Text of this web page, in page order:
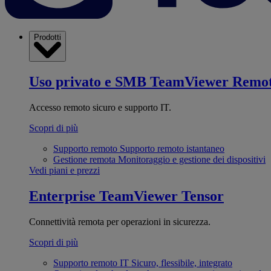
Prodotti
Uso privato e SMB TeamViewer
Accesso remoto sicuro e supporto IT.
Scopri di più
Supporto remoto Supporto remoto istantaneo
Gestione remota Monitoraggio e gestione dei dispositivi
Vedi piani e prezzi
Enterprise TeamViewer Tensor
Connettività remota per operazioni in sicurezza.
Scopri di più
Supporto remoto IT Sicuro, flessibile, integrato